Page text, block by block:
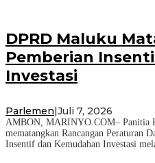
DPRD Maluku
Pemberian
Investasi
Parlemen|Juli 7, 2026
AMBON, MARINYO.COM– Panitia
mematangkan Rancangan Peraturan
Insentif dan Kemudahan Investasi